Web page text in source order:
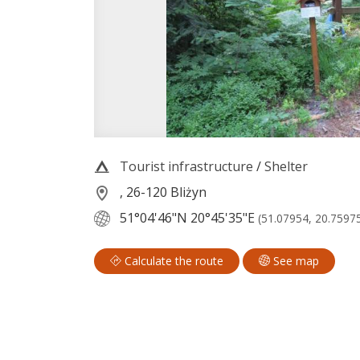
Tourist infrastructure /Shelter
, 26-120 Bliżyn
51°04'46"N 20°45'35"E (51.07954,
Calculate the route See map